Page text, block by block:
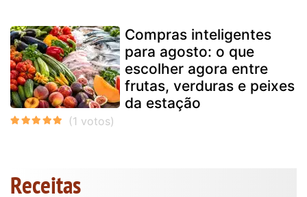
Compras inteligentes
para agosto: o que
escolher agora entre
frutas, verduras e peixes
da estação
Receitas